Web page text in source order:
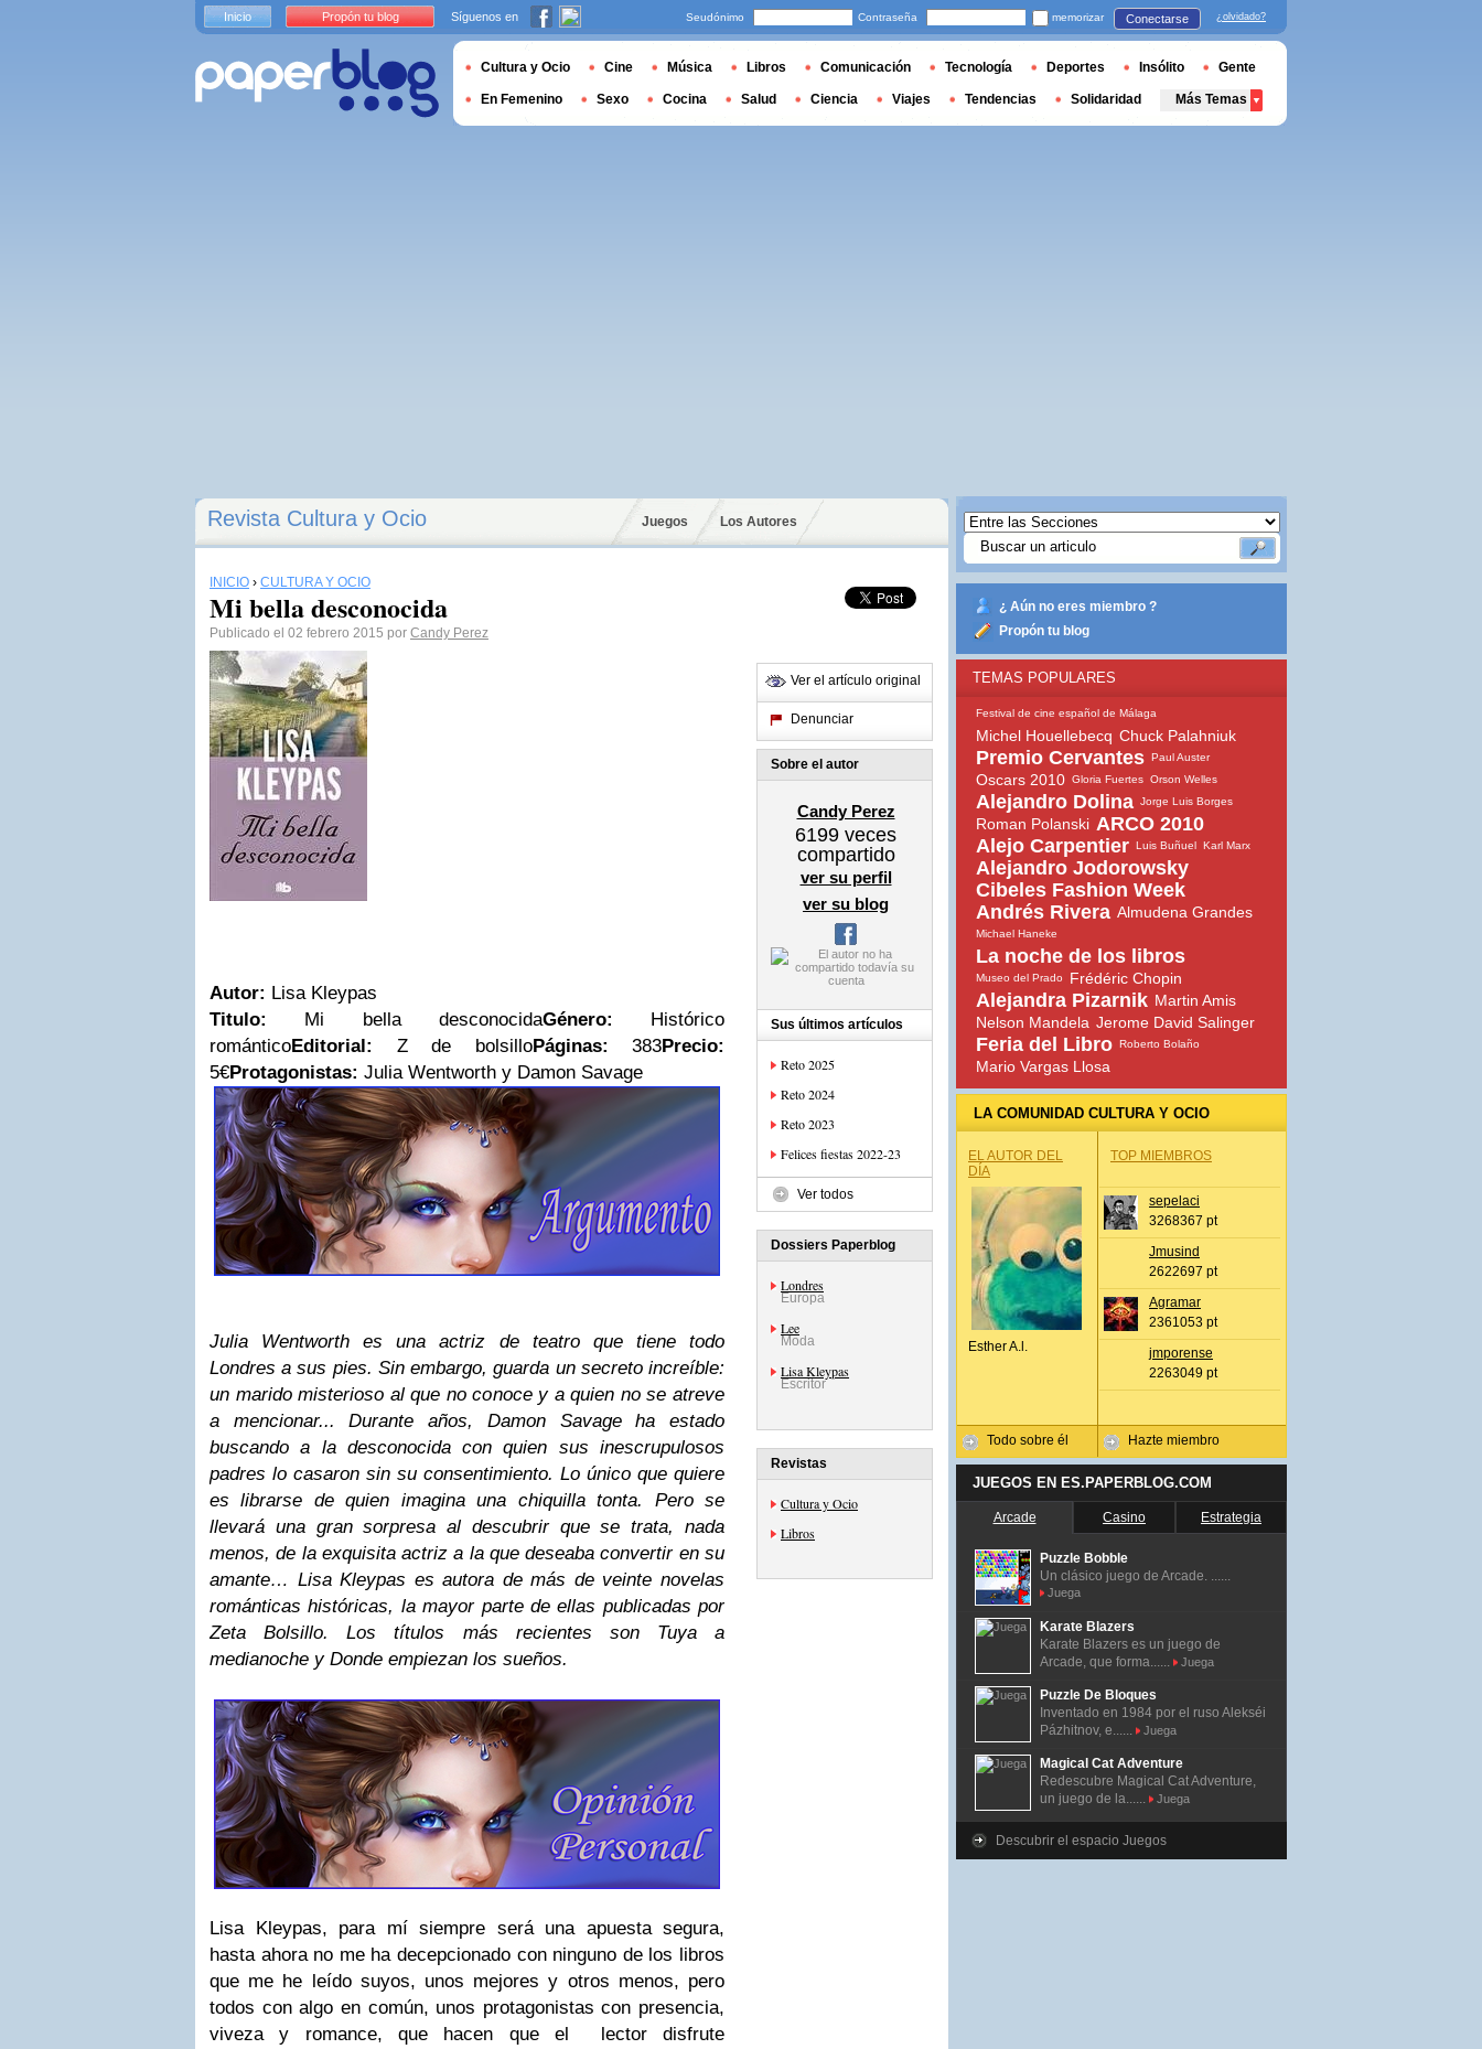
Revista Cultura y Ocio Juegos Los Autores
INICIO › CULTURA Y OCIO
Mi bella desconocida
Publicado el 02 febrero 2015 por Candy Perez
Autor: Lisa Kleypas
Titulo: Mi bella desconocidaGénero: Histórico
románticoEditorial: Z de bolsilloPáginas: 383Precio:
5€Protagonistas: Julia Wentworth y Damon Savage
Julia Wentworth es una actriz de teatro que tiene todo
Londres a sus pies. Sin embargo, guarda un secreto increíble:
un marido misterioso al que no conoce y a quien no se atreve
a mencionar... Durante años, Damon Savage ha estado
buscando a la desconocida con quien sus inescrupulosos
padres lo casaron sin su consentimiento. Lo único que quiere
es librarse de quien imagina una chiquilla tonta. Pero se
llevará una gran sorpresa al descubrir que se trata, nada
menos, de la exquisita actriz a la que deseaba convertir en su
amante… Lisa Kleypas es autora de más de veinte novelas
románticas históricas, la mayor parte de ellas publicadas por
Zeta Bolsillo. Los títulos más recientes son Tuya a
medianoche y Donde empiezan los sueños.
Lisa Kleypas, para mí siempre será una apuesta segura,
hasta ahora no me ha decepcionado con ninguno de los libros
que me he leído suyos, unos mejores y otros menos, pero
todos con algo en común, unos protagonistas con presencia,
viveza y romance, que hacen que el lector disfrute
Ver el artículo original
Denunciar
Sobre el autor
Candy Perez
6199 veces
compartido
ver su perfil
ver su blog
Sus últimos artículos
Reto 2025
Reto 2024
Reto 2023
Felices fiestas 2022-23
Ver todos
Dossiers Paperblog
Londres
Europa
Lee
Moda
Lisa Kleypas
Escritor
Revistas
Cultura y Ocio
Libros
¿ Aún no eres miembro ?
Propón tu blog
TEMAS POPULARES
Festival de cine español de Málaga
Michel Houellebecq Chuck Palahniuk
Premio Cervantes Paul Auster
Oscars 2010 Gloria Fuertes Orson Welles
Alejandro Dolina Jorge Luis Borges
Roman Polanski ARCO 2010
Alejo Carpentier Luis Buñuel Karl Marx
Alejandro Jodorowsky
Cibeles Fashion Week
Andrés Rivera Almudena Grandes
Michael Haneke
La noche de los libros
Museo del Prado Frédéric Chopin
Alejandra Pizarnik Martin Amis
Nelson Mandela Jerome David Salinger
Feria del Libro Roberto Bolaño
Mario Vargas Llosa
LA COMUNIDAD CULTURA Y OCIO
EL AUTOR DEL
DÍA
Esther A.l.
Todo sobre él
TOP MIEMBROS
sepelaci
3268367 pt
Jmusind
2622697 pt
Agramar
2361053 pt
jmporense
2263049 pt
Hazte miembro
JUEGOS EN ES.PAPERBLOG.COM
Arcade Casino Estrategia
Puzzle Bobble
Un clásico juego de Arcade. ......
Juega
Karate Blazers
Karate Blazers es un juego de
Arcade, que forma......
Juega
Puzzle De Bloques
Inventado en 1984 por el ruso Alekséi
Pázhitnov, e......
Juega
Magical Cat Adventure
Redescubre Magical Cat Adventure,
un juego de la......
Juega
Descubrir el espacio Juegos
Inicio Propón tu blog Síguenos en Seudónimo Contraseña memorizar Conectarse ¿olvidado?
Cultura y Ocio Cine Música Libros Comunicación Tecnología Deportes Insólito Gente
En Femenino Sexo Cocina Salud Ciencia Viajes Tendencias Solidaridad Más Temas